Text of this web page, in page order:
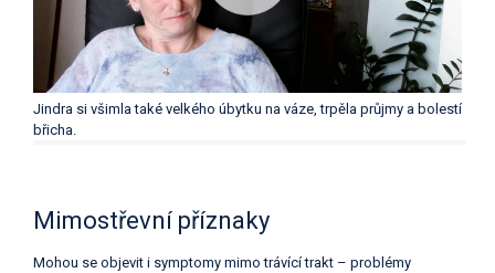
Jindra si všimla také velkého úbytku na váze, trpěla průjmy a bolestí
břicha.
Mimostřevní příznaky
Mohou se objevit i symptomy mimo trávící trakt – problémy